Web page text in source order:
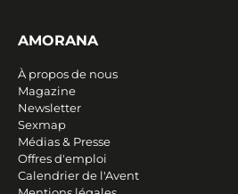
AMORANA
À propos de nous
Magazine
Newsletter
Sexmap
Médias & Presse
Offres d'emploi
Calendrier de l'Avent